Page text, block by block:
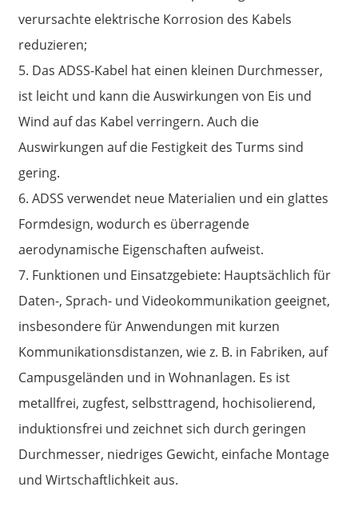
verursachte elektrische Korrosion des Kabels
reduzieren;
5. Das ADSS-Kabel hat einen kleinen Durchmesser,
ist leicht und kann die Auswirkungen von Eis und
Wind auf das Kabel verringern. Auch die
Auswirkungen auf die Festigkeit des Turms sind
gering.
6. ADSS verwendet neue Materialien und ein glattes
Formdesign, wodurch es überragende
aerodynamische Eigenschaften aufweist.
7. Funktionen und Einsatzgebiete: Hauptsächlich für
Daten-, Sprach- und Videokommunikation geeignet,
insbesondere für Anwendungen mit kurzen
Kommunikationsdistanzen, wie z. B. in Fabriken, auf
Campusgeländen und in Wohnanlagen. Es ist
metallfrei, zugfest, selbsttragend, hochisolierend,
induktionsfrei und zeichnet sich durch geringen
Durchmesser, niedriges Gewicht, einfache Montage
und Wirtschaftlichkeit aus.